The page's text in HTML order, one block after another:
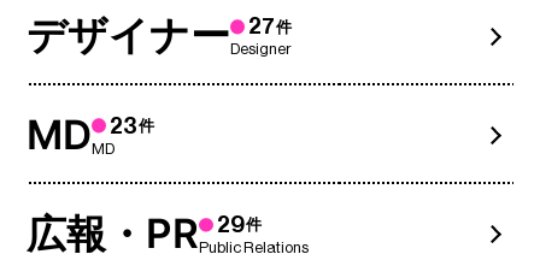
デザイナー 27件
Designer
MD 23件
MD
広報・PR 29件
Public Relations